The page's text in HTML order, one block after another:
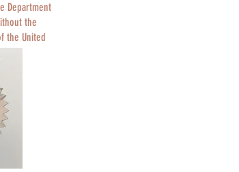
Department
the
the United